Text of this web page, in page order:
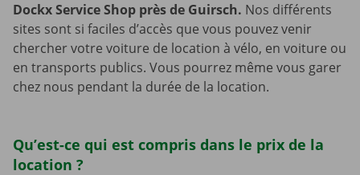
Dockx Service Shop près de Guirsch. Nos différents
sites sont si faciles d’accès que vous pouvez venir
chercher votre voiture de location à vélo, en voiture ou
en transports publics. Vous pourrez même vous garer
chez nous pendant la durée de la location.
Qu’est-ce qui est compris dans le prix de la
location ?